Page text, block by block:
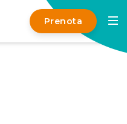
Prenota